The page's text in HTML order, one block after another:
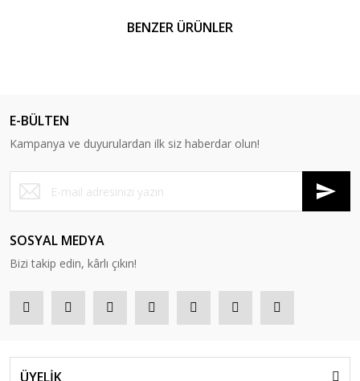
BENZER ÜRÜNLER
E-BÜLTEN
Kampanya ve duyurulardan ilk siz haberdar olun!
SOSYAL MEDYA
Bizi takip edin, kârlı çıkın!
ÜYELİK